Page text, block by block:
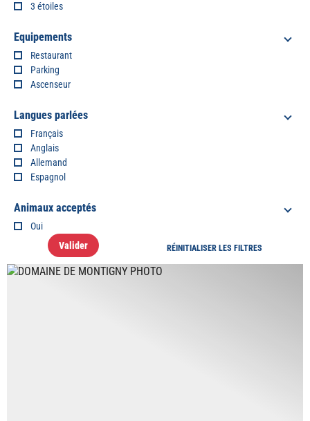
3 étoiles
Equipements
Restaurant
Parking
Ascenseur
Langues parlées
Français
Anglais
Allemand
Espagnol
Animaux acceptés
Oui
Valider RÉINITIALISER LES FILTRES